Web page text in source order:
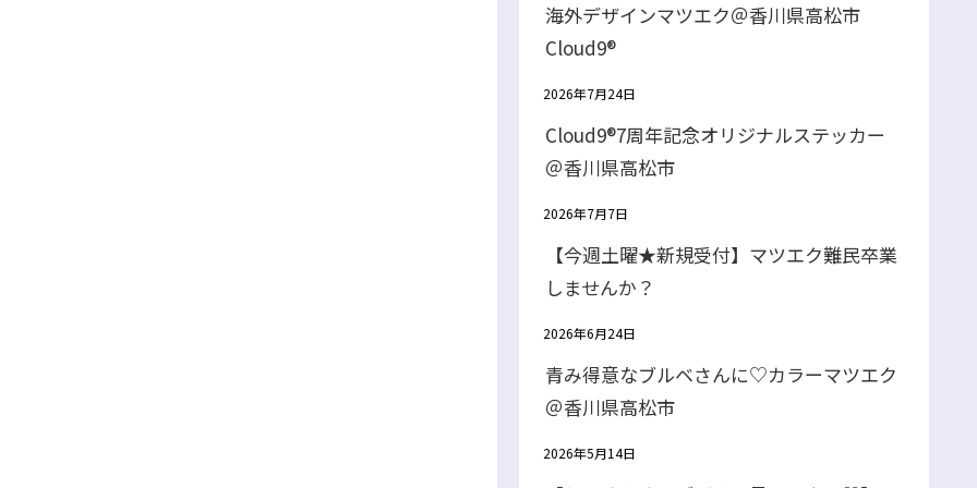
海外デザインマツエク＠香川県高松市
Cloud9®
2026年7月24日
Cloud9®7周年記念オリジナルステッカー
＠香川県高松市
2026年7月7日
【今週土曜★新規受付】マツエク難民卒業
しませんか？
2026年6月24日
青み得意なブルベさんに♡カラーマツエク
＠香川県高松市
2026年5月14日